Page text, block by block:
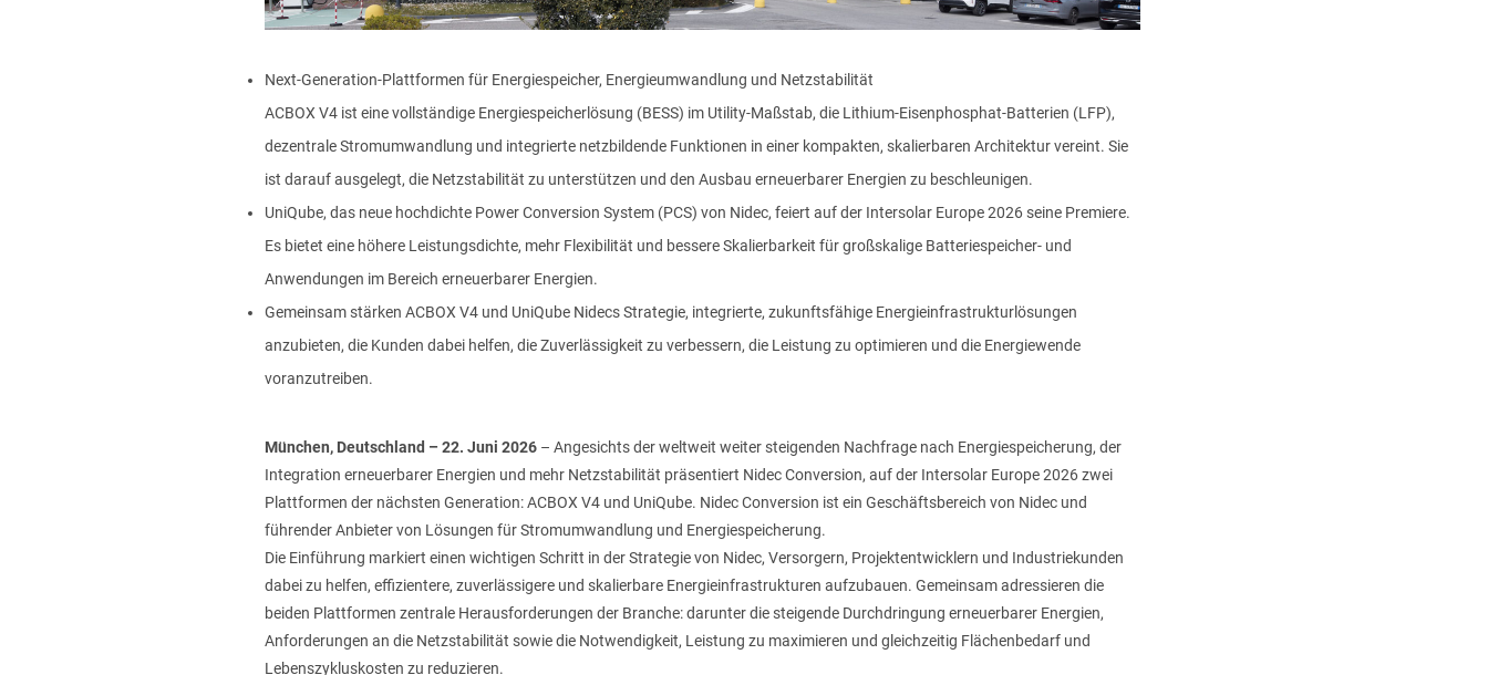
Next-Generation-Plattformen für Energiespeicher, Energieumwandlung und Netzstabilität
ACBOX V4 ist eine vollständige Energiespeicherlösung (BESS) im Utility-Maßstab, die Lithium-Eisenphosphat-Batterien (LFP),
dezentrale Stromumwandlung und integrierte netzbildende Funktionen in einer kompakten, skalierbaren Architektur vereint. Sie
ist darauf ausgelegt, die Netzstabilität zu unterstützen und den Ausbau erneuerbarer Energien zu beschleunigen.
UniQube, das neue hochdichte Power Conversion System (PCS) von Nidec, feiert auf der Intersolar Europe 2026 seine Premiere.
Es bietet eine höhere Leistungsdichte, mehr Flexibilität und bessere Skalierbarkeit für großskalige Batteriespeicher- und
Anwendungen im Bereich erneuerbarer Energien.
Gemeinsam stärken ACBOX V4 und UniQube Nidecs Strategie, integrierte, zukunftsfähige Energieinfrastrukturlösungen
anzubieten, die Kunden dabei helfen, die Zuverlässigkeit zu verbessern, die Leistung zu optimieren und die Energiewende
voranzutreiben.
München, Deutschland – 22. Juni 2026 – Angesichts der weltweit weiter steigenden Nachfrage nach Energiespeicherung, der
Integration erneuerbarer Energien und mehr Netzstabilität präsentiert Nidec Conversion, auf der Intersolar Europe 2026 zwei
Plattformen der nächsten Generation: ACBOX V4 und UniQube. Nidec Conversion ist ein Geschäftsbereich von Nidec und
führender Anbieter von Lösungen für Stromumwandlung und Energiespeicherung.
Die Einführung markiert einen wichtigen Schritt in der Strategie von Nidec, Versorgern, Projektentwicklern und Industriekunden
dabei zu helfen, effizientere, zuverlässigere und skalierbare Energieinfrastrukturen aufzubauen. Gemeinsam adressieren die
beiden Plattformen zentrale Herausforderungen der Branche: darunter die steigende Durchdringung erneuerbarer Energien,
Anforderungen an die Netzstabilität sowie die Notwendigkeit, Leistung zu maximieren und gleichzeitig Flächenbedarf und
Lebenszykluskosten zu reduzieren.
Nachdem ich die Datenschutzerklärung
um kommerzielle und werbliche Mitteilungen zu erhalten, einschließlich der Zusendung von Newslettern.